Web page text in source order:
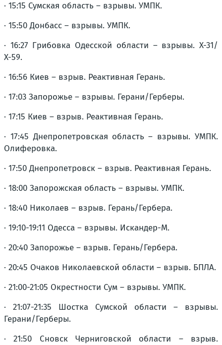
· 15:15 Сумская область – взрывы. УМПК.
· 15:50 Донбасс – взрывы. УМПК.
· 16:27 Грибовка Одесской области – взрывы. Х-31/
Х-59.
· 16:56 Киев – взрыв. Реактивная Герань.
· 17:03 Запорожье – взрывы. Герани/Герберы.
· 17:15 Киев – взрыв. Реактивная Герань.
· 17:45 Днепропетровская область – взрывы. УМПК.
Олиферовка.
· 17:50 Днепропетровск – взрыв. Реактивная Герань.
· 18:00 Запорожская область – взрывы. УМПК.
· 18:40 Николаев – взрыв. Герань/Гербера.
· 19:10-19:11 Одесса – взрывы. Искандер-М.
· 20:40 Запорожье – взрыв. Герань/Гербера.
· 20:45 Очаков Николаевской области – взрыв. БПЛА.
· 21:00-21:05 Окрестности Сум – взрывы. УМПК.
· 21:07-21:35 Шостка Сумской области – взрывы.
Герани/Герберы.
· 21:50 Сновск Черниговской области – взрыв.